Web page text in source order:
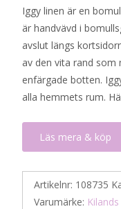
priset
var:
395 kr.
priset
är:
198 kr.
Iggy linen är en
är handvävd i
avslut längs
av den vita rand
enfärgade botten.
alla hemmets rum.
Läs mera & köp
Artikelnr: 108735
Varumärke: Kilands